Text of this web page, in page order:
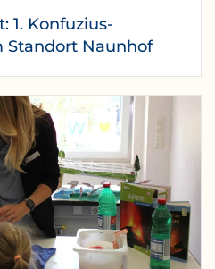
1. Konfuzius-
Standort Naunhof